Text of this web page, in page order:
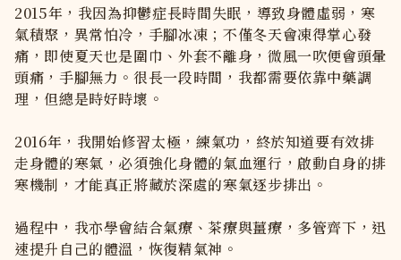
2015年，我因為抑鬱症長時間失眠，導致身體虛弱，寒
氣積聚，異常怕冷，手腳冰凍；不僅冬天會凍得掌心發
痛，即使夏天也是圍巾、外套不離身，微風一吹便會頭暈
頭痛，手腳無力。很長一段時間，我都需要依靠中藥調
理，但總是時好時壞。
2016年，我開始修習太極，練氣功，終於知道要有效排
走身體的寒氣，必須強化身體的氣血運行，啟動自身的排
寒機制，才能真正將藏於深處的寒氣逐步排出。
過程中，我亦學會結合氣療、茶療與薑療，多管齊下，迅
速提升自己的體溫，恢復精氣神。